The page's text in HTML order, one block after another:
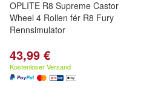
OPLITE R8 Supreme Castor
Wheel 4 Rollen fér R8 Fury
Rennsimulator
43,99 €
Kostenloser Versand